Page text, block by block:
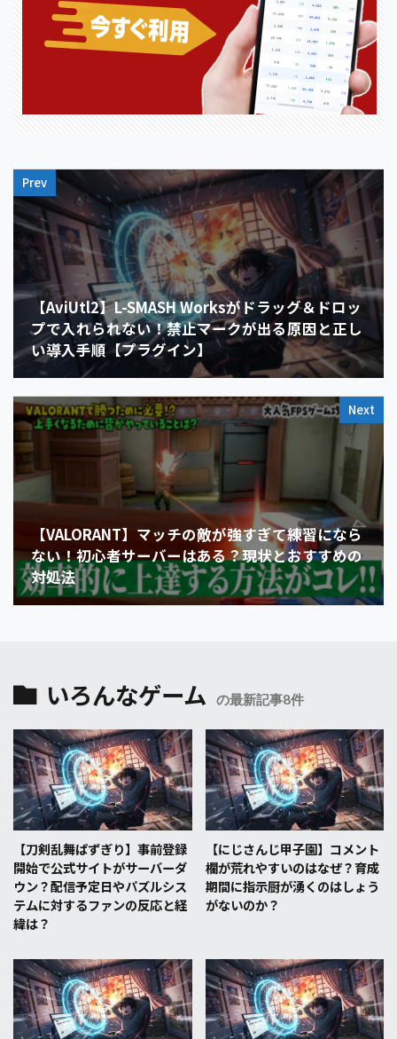
Prev
【AviUtl2】L-SMASH Worksがドラッグ＆ドロッ
プで入れられない！禁止マークが出る原因と正し
い導入手順【プラグイン】
Next
【VALORANT】マッチの敵が強すぎて練習になら
ない！初心者サーバーはある？現状とおすすめの
対処法
いろんなゲーム の最新記事8件
【刀剣乱舞ぱずぎり】事前登録
開始で公式サイトがサーバーダ
ウン？配信予定日やパズルシス
テムに対するファンの反応と経
緯は？
【にじさんじ甲子園】コメント
欄が荒れやすいのはなぜ？育成
期間に指示厨が湧くのはしょう
がないのか？